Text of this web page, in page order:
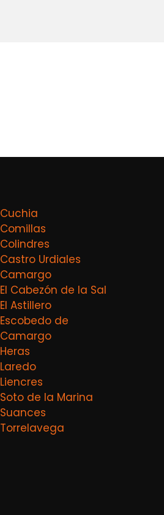
Cuchia
Comillas
Colindres
Castro Urdiales
Camargo
El Cabezón de la Sal
El Astillero
Escobedo de
Camargo
Heras
Laredo
Liencres
Soto de la Marina
Suances
Torrelavega